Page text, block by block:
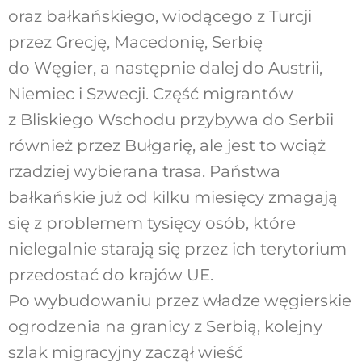
oraz bałkańskiego, wiodącego z Turcji
przez Grecję, Macedonię, Serbię
do Węgier, a następnie dalej do Austrii,
Niemiec i Szwecji. Część migrantów
z Bliskiego Wschodu przybywa do Serbii
również przez Bułgarię, ale jest to wciąż
rzadziej wybierana trasa. Państwa
bałkańskie już od kilku miesięcy zmagają
się z problemem tysięcy osób, które
nielegalnie starają się przez ich terytorium
przedostać do krajów UE.
Po wybudowaniu przez władze węgierskie
ogrodzenia na granicy z Serbią, kolejny
szlak migracyjny zaczął wieść